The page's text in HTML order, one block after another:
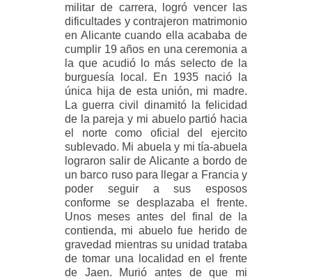
militar de carrera, logró vencer las
dificultades y contrajeron matrimonio
en Alicante cuando ella acababa de
cumplir 19 años en una ceremonia a
la que acudió lo más selecto de la
burguesía local. En 1935 nació la
única hija de esta unión, mi madre.
La guerra civil dinamitó la felicidad
de la pareja y mi abuelo partió hacia
el norte como oficial del ejercito
sublevado. Mi abuela y mi tía-abuela
lograron salir de Alicante a bordo de
un barco ruso para llegar a Francia y
poder seguir a sus esposos
conforme se desplazaba el frente.
Unos meses antes del final de la
contienda, mi abuelo fue herido de
gravedad mientras su unidad trataba
de tomar una localidad en el frente
de Jaen. Murió antes de que mi